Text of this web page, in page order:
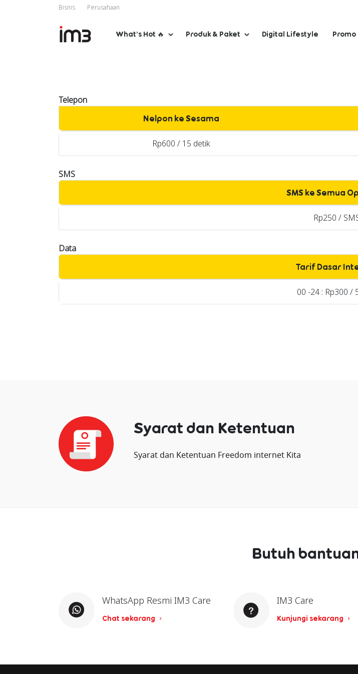
Bisnis Perusahaan
What’s Hot 🔥 Produk & Paket Digital Lifestyle Promo
Telepon
Nelpon ke Sesama
Rp600 / 15 detik
SMS
SMS ke Semua
Rp250 /
Data
Tarif Dasar
00 -24 : Rp300 /
Syarat dan Ketentuan
Syarat dan Ketentuan Freedom internet Kita
Butuh
WhatsApp Resmi IM3 Care
Chat sekarang
IM3 Care
Kunjungi sekarang